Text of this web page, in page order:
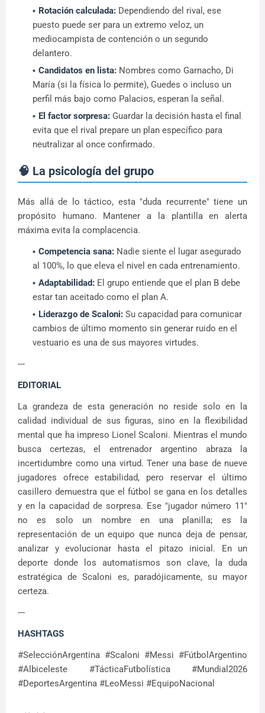
Rotación calculada: Dependiendo del rival, ese
puesto puede ser para un extremo veloz, un
mediocampista de contención o un segundo
delantero.
Candidatos en lista: Nombres como Garnacho, Di
María (si la física lo permite), Guedes o incluso un
perfil más bajo como Palacios, esperan la señal.
El factor sorpresa: Guardar la decisión hasta el final
evita que el rival prepare un plan específico para
neutralizar al once confirmado.
🧠 La psicología del grupo
Más allá de lo táctico, esta "duda recurrente" tiene un
propósito humano. Mantener a la plantilla en alerta
máxima evita la complacencia.
Competencia sana: Nadie siente el lugar asegurado
al 100%, lo que eleva el nivel en cada entrenamiento.
Adaptabilidad: El grupo entiende que el plan B debe
estar tan aceitado como el plan A.
Liderazgo de Scaloni: Su capacidad para comunicar
cambios de último momento sin generar ruido en el
vestuario es una de sus mayores virtudes.
---
EDITORIAL
La grandeza de esta generación no reside solo en la
calidad individual de sus figuras, sino en la flexibilidad
mental que ha impreso Lionel Scaloni. Mientras el mundo
busca certezas, el entrenador argentino abraza la
incertidumbre como una virtud. Tener una base de nueve
jugadores ofrece estabilidad, pero reservar el último
casillero demuestra que el fútbol se gana en los detalles
y en la capacidad de sorpresa. Ese "jugador número 11"
no es solo un nombre en una planilla; es la
representación de un equipo que nunca deja de pensar,
analizar y evolucionar hasta el pitazo inicial. En un
deporte donde los automatismos son clave, la duda
estratégica de Scaloni es, paradójicamente, su mayor
certeza.
---
HASHTAGS
#SelecciónArgentina #Scaloni #Messi #FútbolArgentino
#Albiceleste #TácticaFutbolística #Mundial2026
#DeportesArgentina #LeoMessi #EquipoNacional